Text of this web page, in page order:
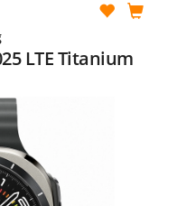
LTE Titanium